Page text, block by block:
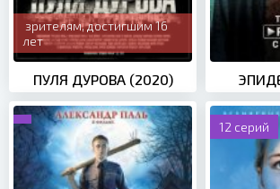
зрителям, достигшим 16
лет
ПУЛЯ ДУРОВА (2020)
12 серий